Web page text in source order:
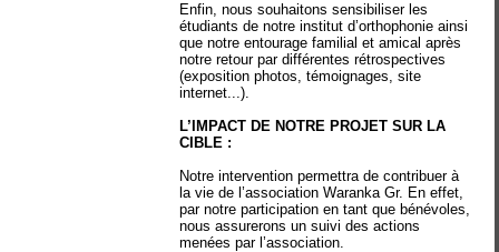
Enfin, nous souhaitons sensibiliser les
étudiants de notre institut d’orthophonie ainsi
que notre entourage familial et amical après
notre retour par différentes rétrospectives
(exposition photos, témoignages, site
internet...).
L’IMPACT DE NOTRE PROJET SUR LA
CIBLE :
Notre intervention permettra de contribuer à
la vie de l’association Waranka Gr. En effet,
par notre participation en tant que bénévoles,
nous assurerons un suivi des actions
menées par l’association.